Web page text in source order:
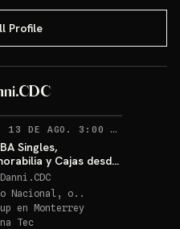
Profile
RECORDATORIOS JUE. 13 DE AGO. 3:00 AM
Singles,
y Cajas desde
Nacional, o..
en Monterrey
Tec